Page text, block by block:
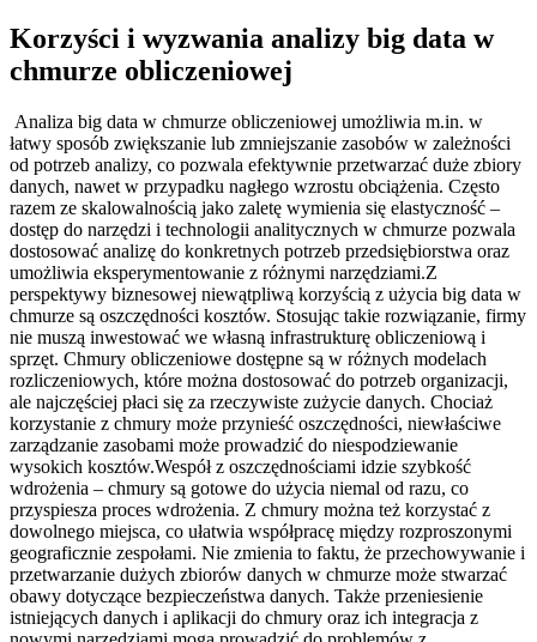
Korzyści i wyzwania analizy big data w
chmurze obliczeniowej
Analiza big data w chmurze obliczeniowej umożliwia m.in. w
łatwy sposób zwiększanie lub zmniejszanie zasobów w zależności
od potrzeb analizy, co pozwala efektywnie przetwarzać duże zbiory
danych, nawet w przypadku nagłego wzrostu obciążenia. Często
razem ze skalowalnością jako zaletę wymienia się elastyczność –
dostęp do narzędzi i technologii analitycznych w chmurze pozwala
dostosować analizę do konkretnych potrzeb przedsiębiorstwa oraz
umożliwia eksperymentowanie z różnymi narzędziami.Z
perspektywy biznesowej niewątpliwą korzyścią z użycia big data w
chmurze są oszczędności kosztów. Stosując takie rozwiązanie, firmy
nie muszą inwestować we własną infrastrukturę obliczeniową i
sprzęt. Chmury obliczeniowe dostępne są w różnych modelach
rozliczeniowych, które można dostosować do potrzeb organizacji,
ale najczęściej płaci się za rzeczywiste zużycie danych. Chociaż
korzystanie z chmury może przynieść oszczędności, niewłaściwe
zarządzanie zasobami może prowadzić do niespodziewanie
wysokich kosztów.Wespół z oszczędnościami idzie szybkość
wdrożenia – chmury są gotowe do użycia niemal od razu, co
przyspiesza proces wdrożenia. Z chmury można też korzystać z
dowolnego miejsca, co ułatwia współpracę między rozproszonymi
geograficznie zespołami. Nie zmienia to faktu, że przechowywanie i
przetwarzanie dużych zbiorów danych w chmurze może stwarzać
obawy dotyczące bezpieczeństwa danych. Także przeniesienie
istniejących danych i aplikacji do chmury oraz ich integracja z